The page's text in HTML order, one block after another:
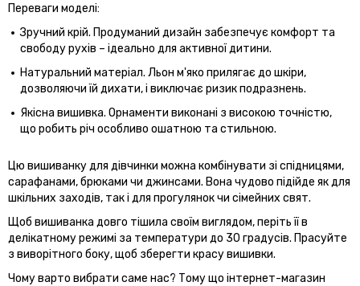
Переваги моделі:
Зручний крій. Продуманий дизайн забезпечує комфорт та
свободу рухів – ідеально для активної дитини.
Натуральний матеріал. Льон м'яко прилягає до шкіри,
дозволяючи їй дихати, і виключає ризик подразнень.
Якісна вишивка. Орнаменти виконані з високою точністю,
що робить річ особливо ошатною та стильною.
Цю вишиванку для дівчинки можна комбінувати зі спідницями,
сарафанами, брюками чи джинсами. Вона чудово підійде як для
шкільних заходів, так і для прогулянок чи сімейних свят.
Щоб вишиванка довго тішила своїм виглядом, періть її в
делікатному режимі за температури до 30 градусів. Прасуйте
з виворітного боку, щоб зберегти красу вишивки.
Чому варто вибрати саме нас? Тому що інтернет-магазин